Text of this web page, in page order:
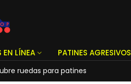
EN LÍNEA PATINES AGRESIVOS
ruedas para patines